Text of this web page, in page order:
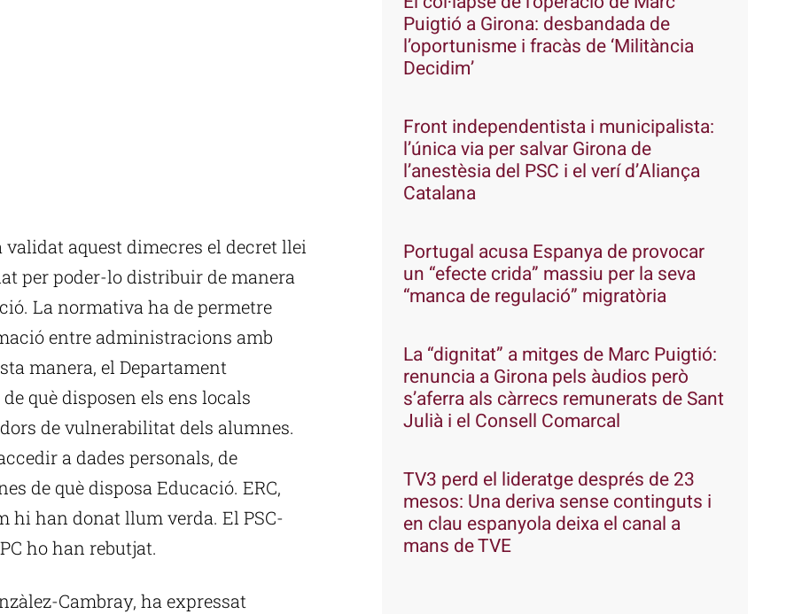
aquest dimecres el decret llei
per poder-lo distribuir de manera
La normativa ha de permetre
entre administracions amb
manera, el Departament
què disposen els ens locals
de vulnerabilitat dels alumnes.
a dades personals, de
de què disposa Educació. ERC,
hi han donat llum verda. El PSC-
ho han rebutjat.
Cambray, ha expressat
Puigtió a Girona: desbandada de
l’oportunisme i fracàs de ‘Militància
Decidim’
Front independentista i municipalista:
l’única via per salvar Girona de
l’anestèsia del PSC i el verí d’Aliança
Catalana
Portugal acusa Espanya de provocar
un “efecte crida” massiu per la seva
“manca de regulació” migratòria
La “dignitat” a mitges de Marc Puigtió:
renuncia a Girona pels àudios però
s’aferra als càrrecs remunerats de Sant
Julià i el Consell Comarcal
TV3 perd el lideratge després de 23
mesos: Una deriva sense continguts i
en clau espanyola deixa el canal a
mans de TVE